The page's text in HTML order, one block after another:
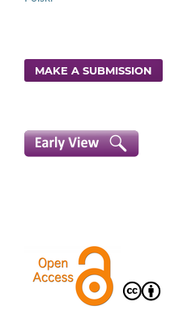
MAKE A SUBMISSION